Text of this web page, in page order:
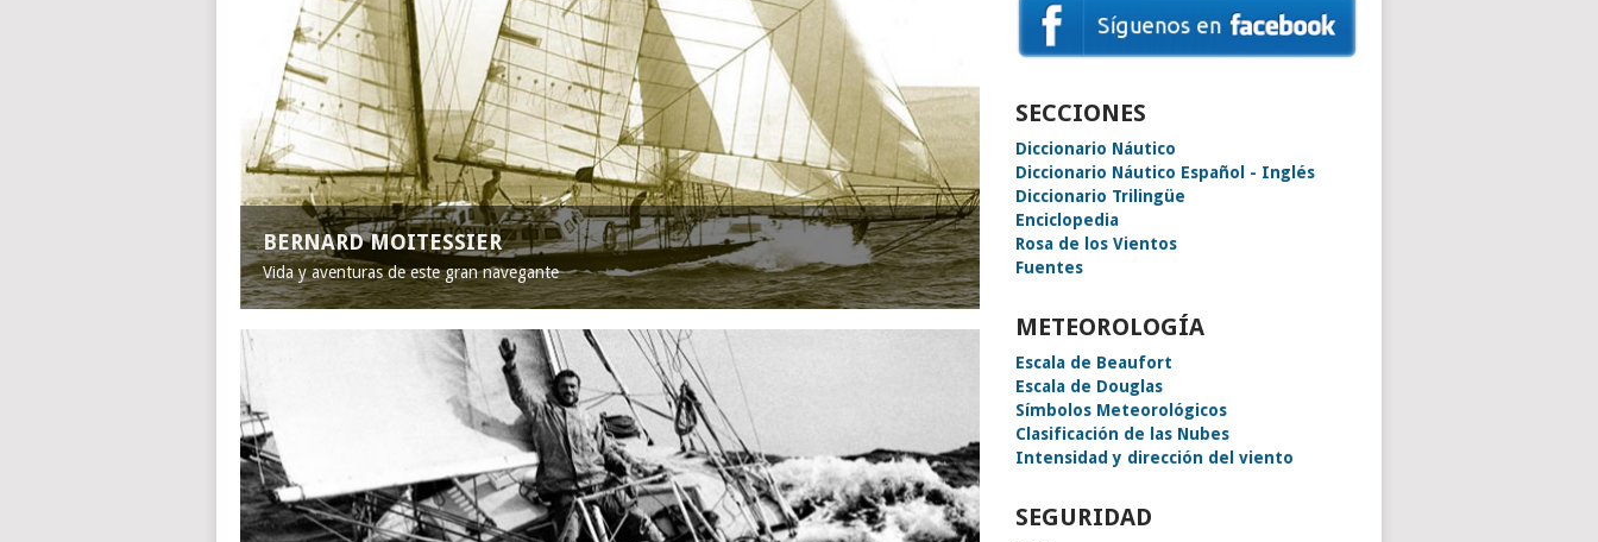
BERNARD MOITESSIER
Vida y aventuras de este gran navegante
SECCIONES
Diccionario Náutico
Diccionario Náutico Español - Inglés
Diccionario Trilingüe
Enciclopedia
Rosa de los Vientos
Fuentes
METEOROLOGÍA
Escala de Beaufort
Escala de Douglas
Símbolos Meteorológicos
Clasificación de las Nubes
Intensidad y dirección del viento
SEGURIDAD